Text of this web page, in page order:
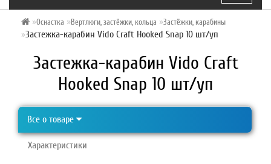
Оснастка Вертлюги, застёжки, кольца Застёжки, карабины
Застежка-карабин Vido Craft Hooked Snap 10 шт/уп
Застежка-карабин Vido Craft
Hooked Snap 10 шт/уп
Все о товаре
Характеристики